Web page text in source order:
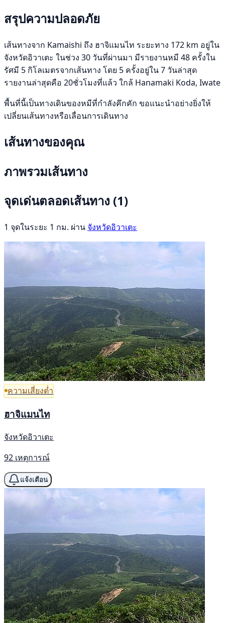
สรุปความปลอดภัย
เส้นทางจาก Kamaishi ถึง ฮาจิแมนไท ระยะทาง 172 km อยู่ใน
จังหวัดอิวาเตะ ในช่วง 30 วันที่ผ่านมา มีรายงานหมี 48 ครั้งใน
รัศมี 5 กิโลเมตรจากเส้นทาง โดย 5 ครั้งอยู่ใน 7 วันล่าสุด
รายงานล่าสุดคือ 20ชั่วโมงที่แล้ว ใกล้ Hanamaki Koda, Iwate
พื้นที่นี้เป็นทางเดินของหมีที่กำลังคึกคัก ขอแนะนำอย่างยิ่งให้
เปลี่ยนเส้นทางหรือเลื่อนการเดินทาง
เส้นทางของคุณ
ภาพรวมเส้นทาง
จุดเด่นตลอดเส้นทาง (1)
1 จุดในระยะ 1 กม. ผ่าน จังหวัดอิวาเตะ
ความเสี่ยงต่ำ
ฮาจิแมนไท
จังหวัดอิวาเตะ
92 เหตุการณ์
แจ้งเตือน